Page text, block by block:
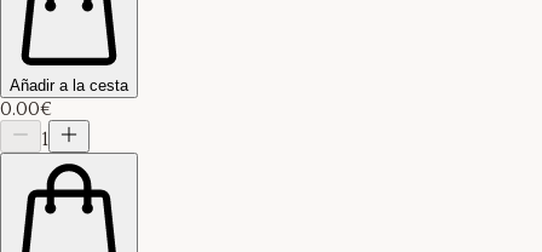
Añadir a la cesta
0.00€
1